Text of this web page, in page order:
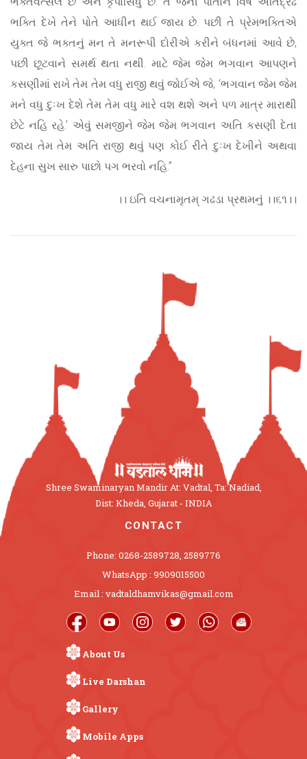
ભક્તિ દેખે તેને પોતે આધીન થઈ જાય છે. પછી તે પ્રેમભક્તિએ
યુક્ત જે ભક્તનું મન તે મનરૂપી દોરીએ કરીને બંધનમાં આવે છે,
પછી છૂટવાને સમર્થ થતા નથી. માટે જેમ જેમ ભગવાન આપણને
કસણીમાં રાખે તેમ તેમ વધુ રાજી થવું જોઈએ જે, ‘ભગવાન જેમ જેમ
મને વધુ દુઃખ દેશે તેમ તેમ વધુ મારે વશ થશે અને પળ માત્ર મારાથી
છેટે નહિ રહે.’ એવું સમજીને જેમ જેમ ભગવાન અતિ કસણી દેતા
જાય તેમ તેમ અતિ રાજી થવું પણ કોઈ રીતે દુઃખ દેખીને અથવા
દેહના સુખ સારુ પાછો પગ ભરવો નહિ.”
।। ઇતિ વચનામૃતમ્ ગઢડા પ્રથમનું ।।૬૧।।
Shree Swaminaryan Mandir At: Vadtal, Ta: Nadiad,
Dist: Kheda, Gujarat - INDIA
CONTACT
Phone: 0268-2589728, 2589776
WhatsApp : 9909015500
Email : vadtaldhamvikas@gmail.com
About Us
Live Darshan
Gallery
Mobile Apps